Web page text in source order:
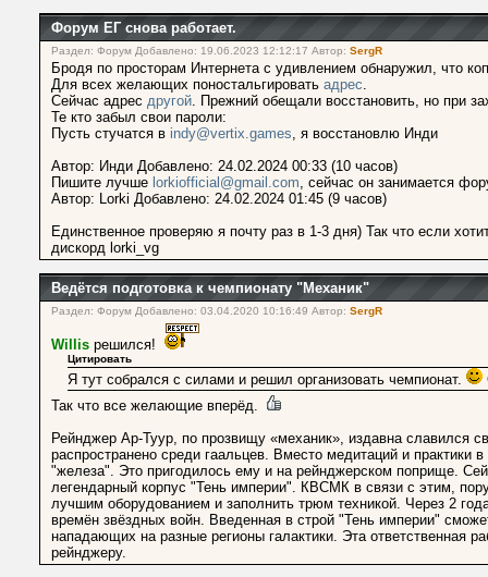
Форум ЕГ снова работает.
Раздел: Форум Добавлено: 19.06.2023 12:12:17 Автор: SergR
Бродя по просторам Интернета с удивлением обнаружил, что
Для всех желающих поностальгировать адрес.
Сейчас адрес другой. Прежний обещали восстановить, но при
Те кто забыл свои пароли:
Пусть стучатся в indy@vertix.games, я восстановлю Инди
Автор: Инди Добавлено: 24.02.2024 00:33 (10 часов)
Пишите лучше lorkiofficial@gmail.com, сейчас он занимается
Автор: Lorki Добавлено: 24.02.2024 01:45 (9 часов)
Единственное проверяю я почту раз в 1-3 дня) Так что если
дискорд lorki_vg
Ведётся подготовка к чемпионату "Механик"
Раздел: Форум Добавлено: 03.04.2020 10:16:49 Автор: SergR
Willis решился!
Цитировать
Я тут собрался с силами и решил организовать чемпионат.
Так что все желающие вперёд.
Рейнджер Ар-Туур, по прозвищу «механик», издавна славился
распространено среди гаальцев. Вместо медитаций и
"железа". Это пригодилось ему и на рейнджерском поприще.
легендарный корпус "Тень империи". КВСМК в связи с этим,
лучшим оборудованием и заполнить трюм техникой. Через 2
времён звёздных войн. Введенная в строй "Тень империи"
нападающих на разные регионы галактики. Эта ответственная
рейнджеру.